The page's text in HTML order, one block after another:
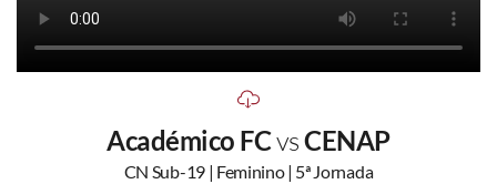
Académico FCvsCENAP
CN Sub-19 | Feminino | 5ª Jornada